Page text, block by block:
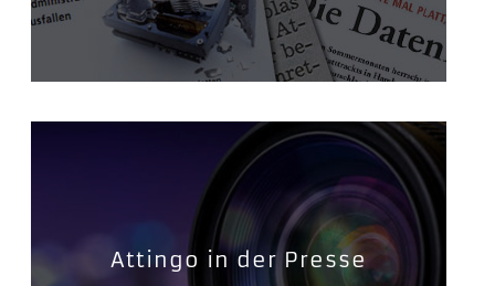
Attingo in der Presse